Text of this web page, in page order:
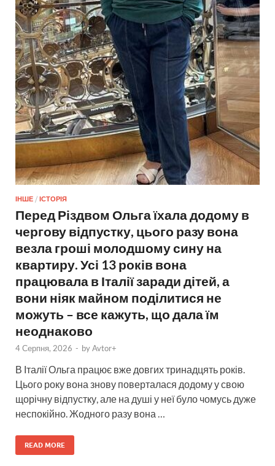
ІНШЕ / ІСТОРІЯ
Перед Різдвом Ольга їхала додому в
чергову відпустку, цього разу вона
везла гроші молодшому сину на
квартиру. Усі 13 років вона
працювала в Італії заради дітей, а
вони ніяк майном поділитися не
можуть – все кажуть, що дала їм
неоднаково
4 Серпня, 2026 - byAvtor+
В Італії Ольга працює вже довгих тринадцять років.
Цього року вона знову поверталася додому у свою
щорічну відпустку, але на душі у неї було чомусь дуже
неспокійно. Жодного разу вона …
READ MORE